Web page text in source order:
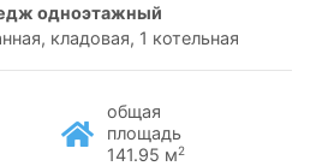
одноэтажный
кладовая, 1 котельная
общая
площадь
141.95 м2